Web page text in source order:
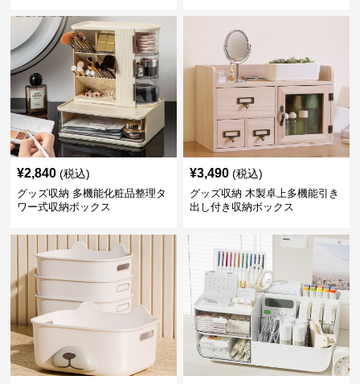
¥2,840 (税込)
グッズ収納 多機能化粧品整理タ
ワー式収納ボックス
¥3,490 (税込)
グッズ収納 木製卓上多機能引き
出し付き収納ボックス